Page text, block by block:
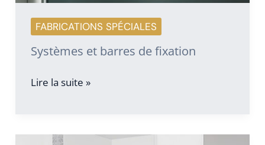
FABRICATIONS SPÉCIALES
Systèmes et barres de fixation
Systèmes
de
Lire la suite »